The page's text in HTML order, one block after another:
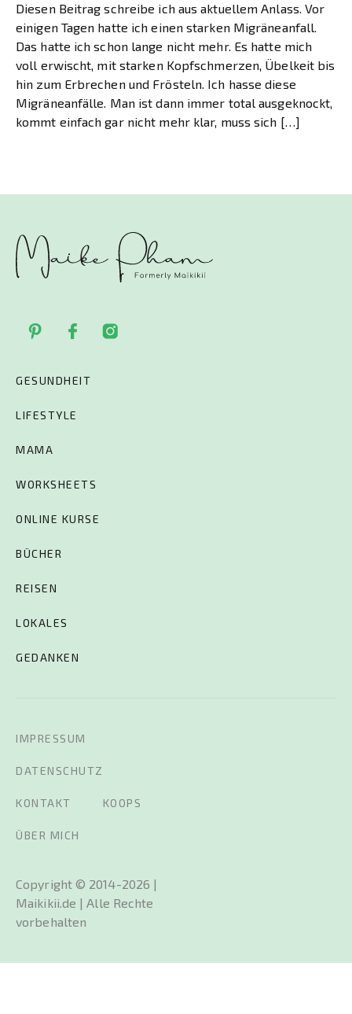
Diesen Beitrag schreibe ich aus aktuellem Anlass. Vor
einigen Tagen hatte ich einen starken Migräneanfall.
Das hatte ich schon lange nicht mehr. Es hatte mich
voll erwischt, mit starken Kopfschmerzen, Übelkeit bis
hin zum Erbrechen und Frösteln. Ich hasse diese
Migräneanfälle. Man ist dann immer total ausgeknockt,
kommt einfach gar nicht mehr klar, muss sich […]
GESUNDHEIT
LIFESTYLE
MAMA
WORKSHEETS
ONLINE KURSE
BÜCHER
REISEN
LOKALES
GEDANKEN
Copyright © 2014-2026 |
Maikikii.de | Alle Rechte
vorbehalten
IMPRESSUM
DATENSCHUTZ
KONTAKT KOOPS
ÜBER MICH